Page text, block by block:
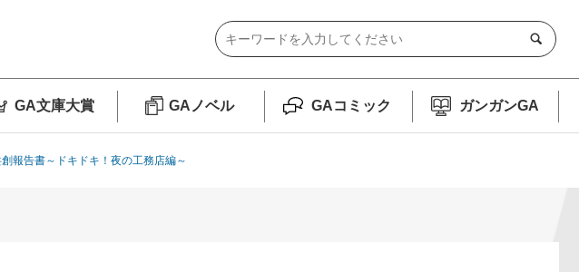
GA文庫大賞 GAノベル GAコミック ガンガンGA
告書～ドキドキ！夜の工務店編～